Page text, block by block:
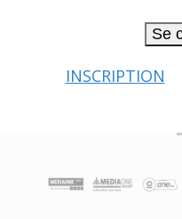
Se
INSCRIPTION